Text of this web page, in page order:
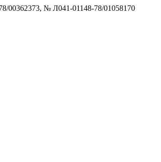
00362373, № Л041-01148-78/01058170